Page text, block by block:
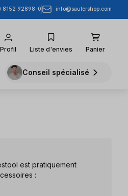
8152 92898-0 info@sautershop.com
Profil Liste d'envies Panier
Conseil spécialisé
est pratiquement
: